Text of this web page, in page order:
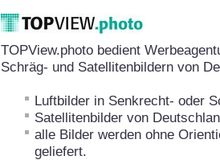
TOPView.photo bedient
Schräg- und Satellitenbildern von
Luftbilder in Senkrecht- oder
Satellitenbilder von
alle Bilder werden ohne
geliefert.